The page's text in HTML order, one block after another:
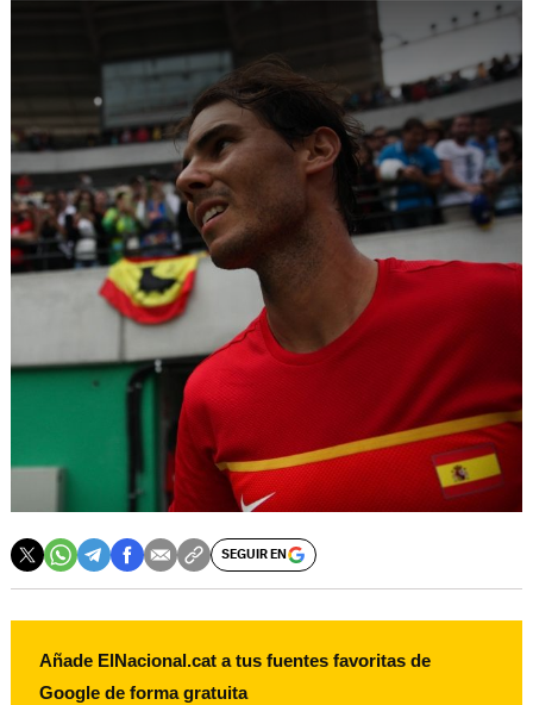
SEGUIR EN
Añade ElNacional.cat a tus fuentes favoritas de
Google de forma gratuita